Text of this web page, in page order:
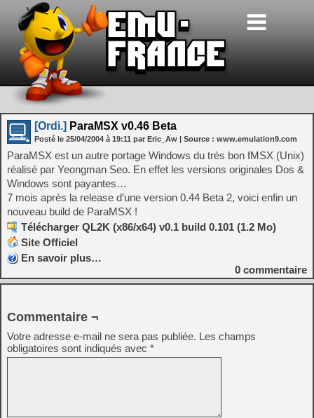
[Ordi.] ParaMSX v0.46 Beta
Posté le 25/04/2004 à 19:11 par Eric_Aw | Source : www.emulation9.com
ParaMSX est un autre portage Windows du très bon fMSX (Unix)
réalisé par Yeongman Seo. En effet les versions originales Dos &
Windows sont payantes…
7 mois après la release d’une version 0.44 Beta 2, voici enfin un
nouveau build de ParaMSX !
Télécharger QL2K (x86/x64) v0.1 build 0.101 (1.2 Mo)
Site Officiel
En savoir plus…
0 commentaire
Commentaire ¬
Votre adresse e-mail ne sera pas publiée. Les champs
obligatoires sont indiqués avec *